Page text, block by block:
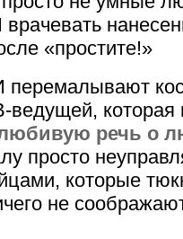
«простите!»
ведущей,
речь о
просто
которые
не